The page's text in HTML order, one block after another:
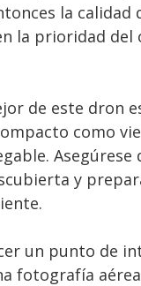
la calidad
la prioridad del
de este dron
como
Asegúrese
y
un punto de
fotografía